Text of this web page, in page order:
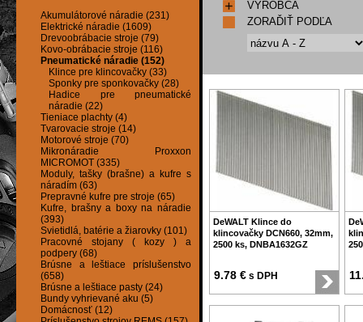
Akumulátorové náradie (231)
Elektrické náradie (1609)
Drevoobrábacie stroje (79)
Kovo-obrábacie stroje (116)
Pneumatické náradie (152)
Klince pre klincovačky (33)
Sponky pre sponkovačky (28)
Hadice pre pneumatické
náradie (22)
Tieniace plachty (4)
Tvarovacie stroje (14)
Motorové stroje (70)
Mikronáradie Proxxon
MICROMOT (335)
Moduly, tašky (brašne) a kufre s
náradím (63)
Prepravné kufre pre stroje (65)
Kufre, brašny a boxy na náradie
(393)
Svietidlá, batérie a žiarovky (101)
Pracovné stojany ( kozy ) a
podpery (68)
Brúsne a leštiace príslušenstvo
(658)
Brúsne a leštiace pasty (24)
Bundy vyhrievané aku (5)
Domácnosť (12)
VÝROBCA
ZORAĎIŤ PODĽA
DeWALT Klince do
klincovačky DCN660, 32mm,
2500 ks, DNBA1632GZ
9.78 € s DPH